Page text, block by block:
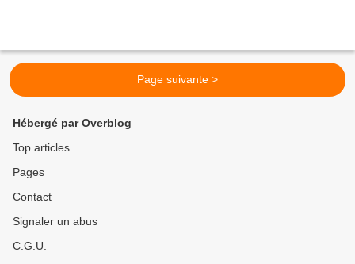
Page suivante >
Hébergé par Overblog
Top articles
Pages
Contact
Signaler un abus
C.G.U.